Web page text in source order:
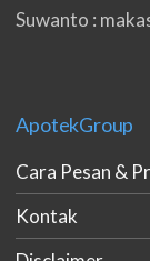
Suwanto :
produknya.
eko padang : ko
gan. cpet bgt
h.dzowi :
ApotekGroup
Cara Pesan &
Kontak